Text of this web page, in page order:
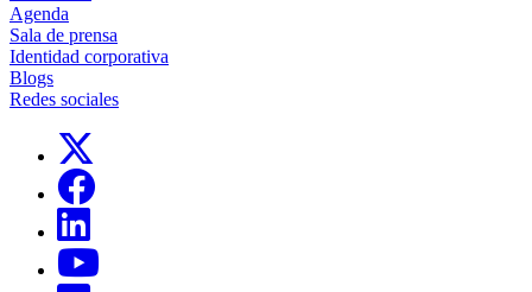
Agenda
Sala de prensa
Identidad corporativa
Blogs
Redes sociales
Links, Opens in this window
Links, Opens in this window